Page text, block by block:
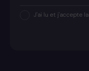
J'ai lu et j'accepte la